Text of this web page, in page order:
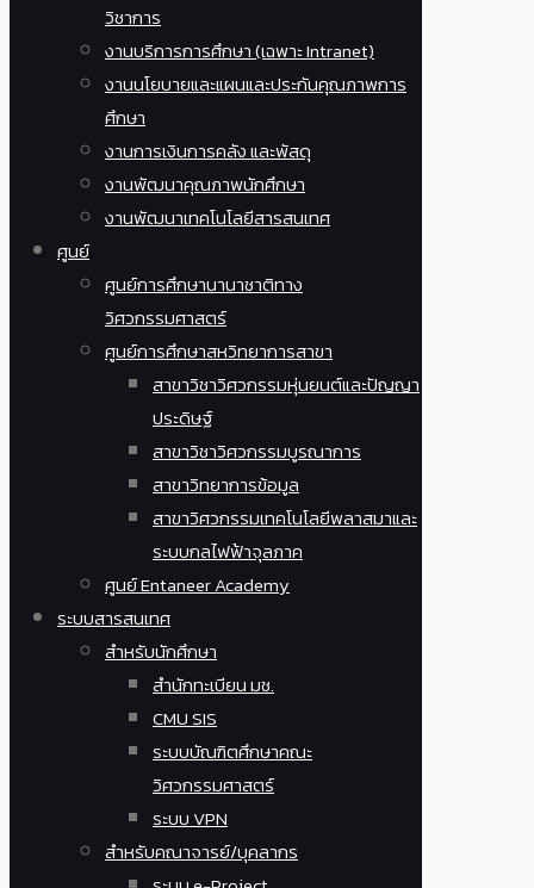
วิชาการ
งานบริการการศึกษา (เฉพาะ Intranet)
งานนโยบายและแผนและประกันคุณภาพการ
ศึกษา
งานการเงินการคลัง และพัสดุ
งานพัฒนาคุณภาพนักศึกษา
งานพัฒนาเทคโนโลยีสารสนเทศ
ศูนย์
ศูนย์การศึกษานานาชาติทาง
วิศวกรรมศาสตร์
ศูนย์การศึกษาสหวิทยาการสาขา
สาขาวิชาวิศวกรรมหุ่นยนต์และปัญญา
ประดิษฐ์
สาขาวิชาวิศวกรรมบูรณาการ
สาขาวิทยาการข้อมูล
สาขาวิศวกรรมเทคโนโลยีพลาสมาและ
ระบบกลไฟฟ้าจุลภาค
ศูนย์ Entaneer Academy
ระบบสารสนเทศ
สำหรับนักศึกษา
สำนักทะเบียน มช.
CMU SIS
ระบบบัณฑิตศึกษาคณะ
วิศวกรรมศาสตร์
ระบบ VPN
สำหรับคณาจารย์/บุคลากร